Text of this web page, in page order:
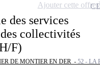
des services
collectivités
F)
DE MONTIER EN DER - 52 - LA
Ajouter cette offre